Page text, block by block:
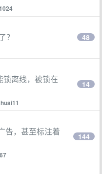
？ 48
锁离线，被锁在
14
告，甚至标注着
144